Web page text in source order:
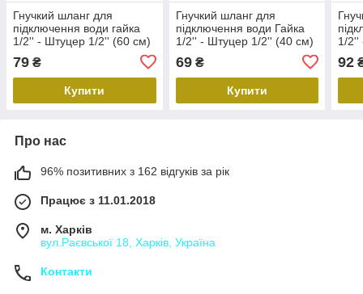
Гнучкий шланг для
підключення води гайка
1/2'' - Штуцер 1/2'' (60 см)
(ZX3020)
79 ₴
Купити
Гнучкий шланг для
підключення води Гайка
1/2'' - Штуцер 1/2'' (40 см)
(силик. оболонка) ZERIX
(ZX3018)
69₴
Купити
1/2''
92
Про нас
96% позитивних з 162 відгуків за рік
Працює з 11.01.2018
м. Харків
вул.Раєвської 18, Харків, Україна
Контакти